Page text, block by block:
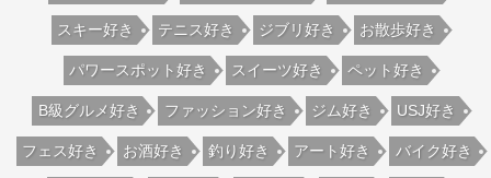
スキー好き テニス好き ジブリ好き お散歩好き
パワースポット好き スイーツ好き ペット好き
B級グルメ好き ファッション好き ジム好き USJ好き
フェス好き お酒好き 釣り好き アート好き バイク好き